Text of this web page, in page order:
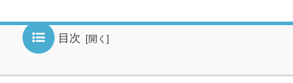
目次